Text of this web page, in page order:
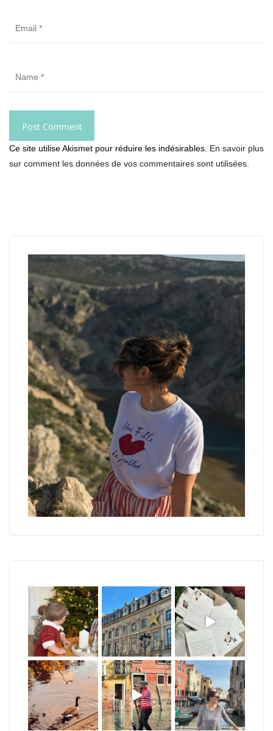
Ce site utilise Akismet pour réduire les indésirables. En savoir plus
sur comment les données de vos commentaires sont utilisées.